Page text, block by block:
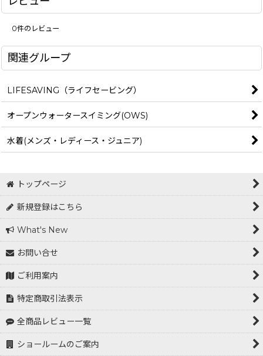
0件のレビュー
関連グループ
LIFESAVING（ライフセービング）
オープンウォータースイミング(OWS)
水着(メンズ・レディース・ジュニア)
トップページ
新規登録はこちら
What's New
お問い合せ
ご利用案内
特定商取引法表示
全商品レビュー一覧
ショールームのご案内